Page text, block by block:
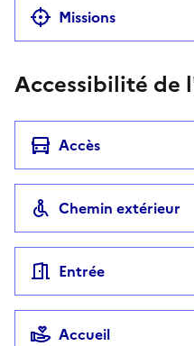
Missions
Accessibilité de
Accès
Chemin extérieur
Entrée
Accueil